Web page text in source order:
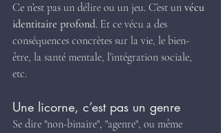
Ce n’est pas un délire ou un jeu. C’est un vécu
identitaire profond. Et ce vécu a des
conséquences concrètes sur la vie, le bien-
être, la santé mentale, l’intégration sociale,
etc.
Une licorne, c’est pas un genre
Se dire "non-binaire", "agenre", ou même